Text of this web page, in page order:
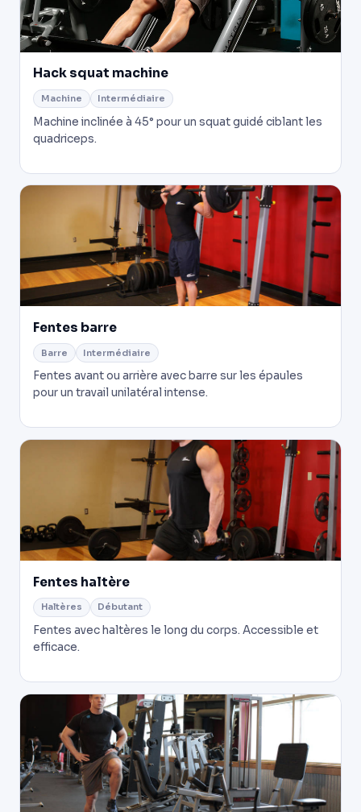
Hack squat machine
Machine Intermédiaire
Machine inclinée à 45° pour un squat guidé ciblant les
quadriceps.
Fentes barre
Barre Intermédiaire
Fentes avant ou arrière avec barre sur les épaules
pour un travail unilatéral intense.
Fentes haltère
Haltères Débutant
Fentes avec haltères le long du corps. Accessible et
efficace.